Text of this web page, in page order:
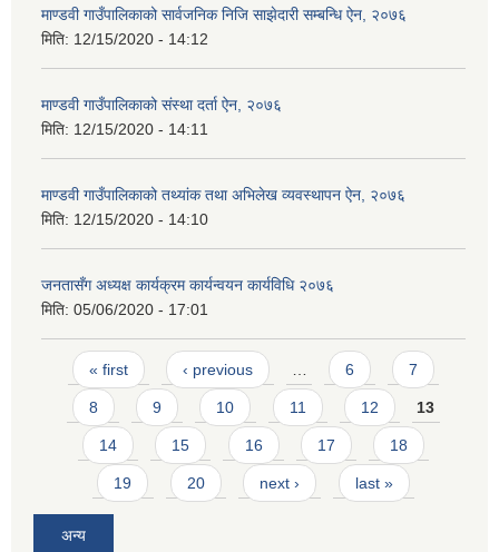
माण्डवी गाउँपालिकाको सार्वजनिक निजि साझेदारी सम्बन्धि ऐन, २०७६
मिति: 12/15/2020 - 14:12
माण्डवी गाउँपालिकाको संस्था दर्ता ऐन, २०७६
मिति: 12/15/2020 - 14:11
माण्डवी गाउँपालिकाको तथ्यांक तथा अभिलेख व्यवस्थापन ऐन, २०७६
मिति: 12/15/2020 - 14:10
जनतासँग अध्यक्ष कार्यक्रम कार्यन्वयन कार्यविधि २०७६
मिति: 05/06/2020 - 17:01
Pages
« first ‹ previous … 6 7
8 9 10 11 12 13
14 15 16 17 18
19 20 next › last »
अन्य